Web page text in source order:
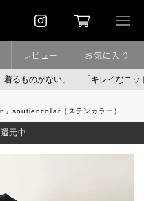
がない」 「キレイなニット」 ポ
レビュー お気に入り
」soutiencollar（ステンカラー）
元中